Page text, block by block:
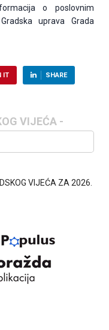
o poslovnim
uprava Grada
IT SHARE
VIJEĆA -
VIJEĆA ZA 2026.